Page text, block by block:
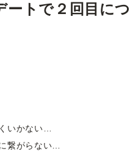
ートで２回目に
いかない…
繋がらない…